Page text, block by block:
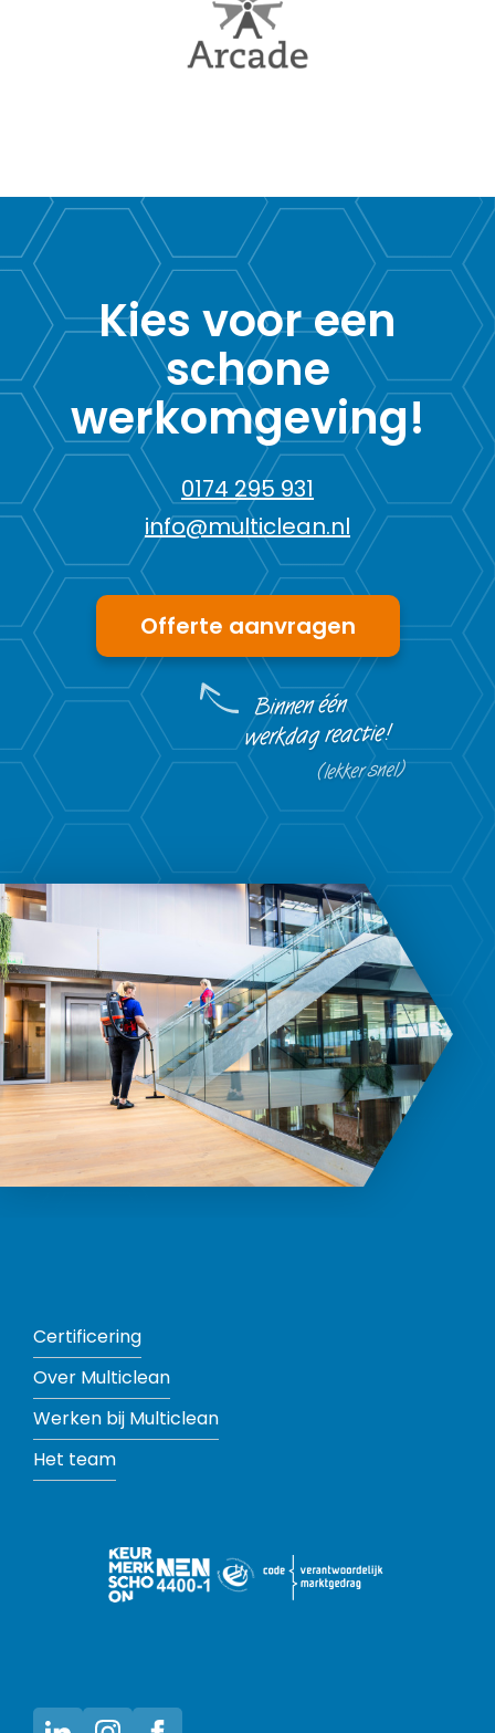
Kies voor een
schone
werkomgeving!
0174 295 931
info@multiclean.nl
Offerte aanvragen
Binnen één
werkdag reactie!
(lekker snel)
Certificering
Over Multiclean
Werken bij Multiclean
Het team